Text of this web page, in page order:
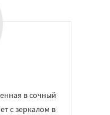
в сочный
с зеркалом в